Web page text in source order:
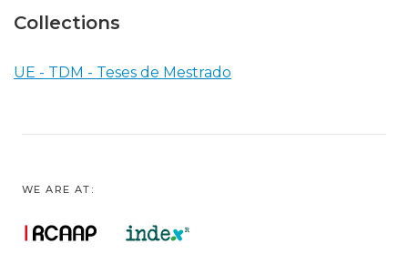
Collections
UE - TDM - Teses de Mestrado
WE ARE AT: